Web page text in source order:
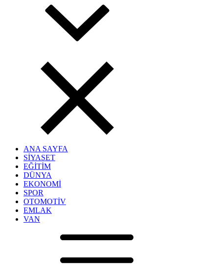
ANA SAYFA
SİYASET
EĞİTİM
DÜNYA
EKONOMİ
SPOR
OTOMOTİV
EMLAK
VAN